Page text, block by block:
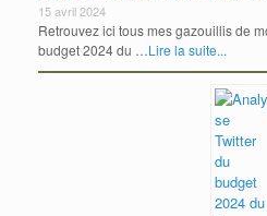
15 avril 2024
Retrouvez ici tous mes gazouillis de
budget 2024 du …Lire la suite...